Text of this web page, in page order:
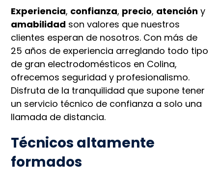
Experiencia, confianza, precio, atención y
amabilidad son valores que nuestros
clientes esperan de nosotros. Con más de
25 años de experiencia arreglando todo tipo
de gran electrodomésticos en Colina,
ofrecemos seguridad y profesionalismo.
Disfruta de la tranquilidad que supone tener
un servicio técnico de confianza a solo una
llamada de distancia.
Técnicos altamente
formados